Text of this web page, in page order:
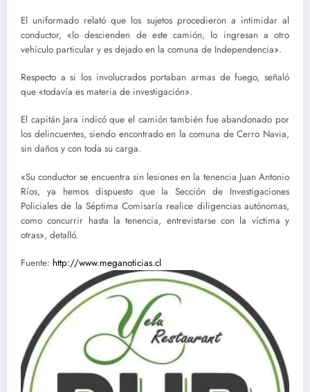
El uniformado relató que los sujetos procedieron a intimidar al
conductor, «lo descienden de este camión, lo ingresan a otro
vehículo particular y es dejado en la comuna de Independencia».
Respecto a si los involucrados portaban armas de fuego, señaló
que «todavía es materia de investigación».
El capitán Jara indicó que el camión también fue abandonado por
los delincuentes, siendo encontrado en la comuna de Cerro Navia,
sin daños y con toda su carga.
«Su conductor se encuentra sin lesiones en la tenencia Juan Antonio
Ríos, ya hemos dispuesto que la Sección de Investigaciones
Policiales de la Séptima Comisaría realice diligencias autónomas,
como concurrir hasta la tenencia, entrevistarse con la víctima y
otras», detalló.
Fuente: http://www.meganoticias.cl